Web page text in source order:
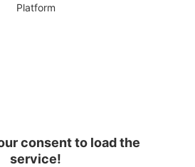
Platform
consent to load the
service!